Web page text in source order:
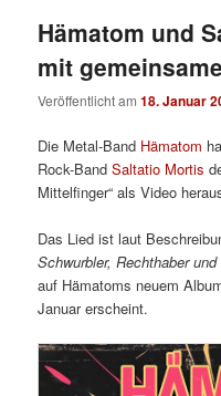
Hämatom und
mit
Veröffentlicht am18. Januar
Die Metal-Band Hämatom
Rock-BandSaltatio Mortis
Mittelfinger“ als Video
Das Lied ist laut
Schwurbler, Rechthaber
auf Hämatoms neuem
Januar erscheint.